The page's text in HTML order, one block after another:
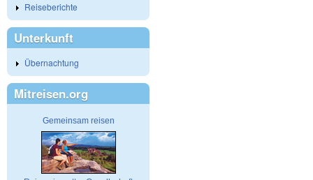
Reiseberichte
Unterkunft
Übernachtung
Mitreisen.org
Gemeinsam reisen